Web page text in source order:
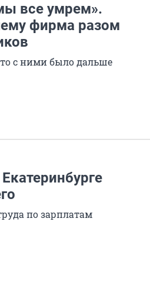
все умрем».
фирма разом
с ними было дальше
по зарплатам